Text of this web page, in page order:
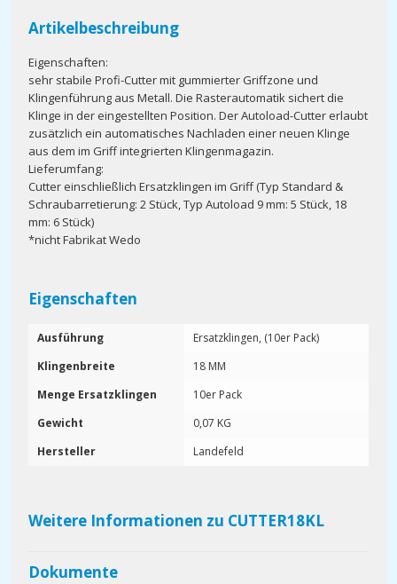
Artikelbeschreibung
Eigenschaften:
sehr stabile Profi-Cutter mit gummierter Griffzone und
Klingenführung aus Metall. Die Rasterautomatik sichert die
Klinge in der eingestellten Position. Der Autoload-Cutter erlaubt
zusätzlich ein automatisches Nachladen einer neuen Klinge
aus dem im Griff integrierten Klingenmagazin.
Lieferumfang:
Cutter einschließlich Ersatzklingen im Griff (Typ Standard &
Schraubarretierung: 2 Stück, Typ Autoload 9 mm: 5 Stück, 18
mm: 6 Stück)
*nicht Fabrikat Wedo
Eigenschaften
Ausführung
Ersatzklingen, (10er Pack)
Klingenbreite
18 MM
Menge Ersatzklingen
10er Pack
Gewicht
0,07 KG
Hersteller
Landefeld
Weitere Informationen zu CUTTER18KL
Dokumente